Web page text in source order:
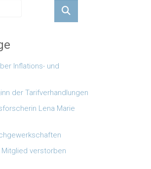
Inflations- und
der Tarifverhandlungen
Lena Marie
verstorben